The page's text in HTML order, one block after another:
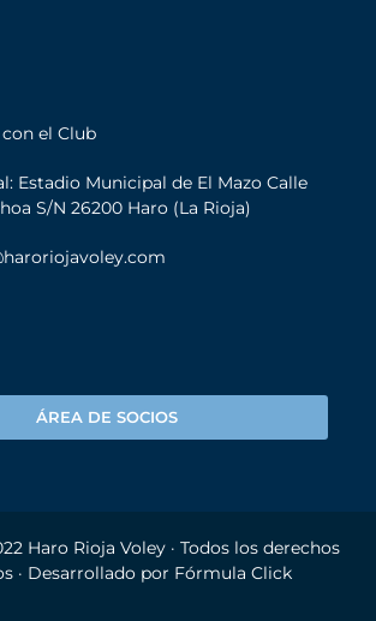
el Club
Estadio Municipal de El Mazo Calle
S/N 26200 Haro (La Rioja)
ÁREA DE SOCIOS
Haro Rioja Voley· Todos los derechos
· Desarrollado por Fórmula Click